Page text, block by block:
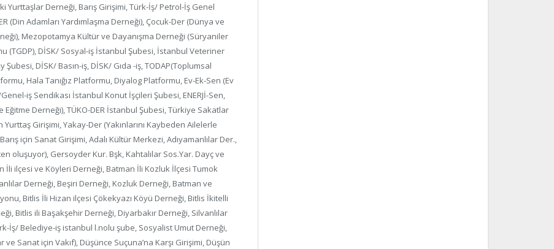
Yurttaşlar Derneği, Barış Girişimi, Türk-İş/ Petrol-İş Genel
(Din Adamları Yardımlaşma Derneği), Çocuk-Der (Dünya ve
Mezopotamya Kültür ve Dayanışma Derneği (Süryaniler
(TGDP), DİSK/ Sosyal-iş İstanbul Şubesi, İstanbul Veteriner
DİSK/ Basın-iş, DİSK/ Gıda -iş, TODAP(Toplumsal
Hala Tanığız Platformu, Diyalog Platformu, Ev-Ek-Sen (Ev
iş Sendikası İstanbul Konut İşçileri Şubesi, ENERJİ-Sen,
Eğitme Derneği), TÜKO-DER İstanbul Şubesi, Türkiye Sakatlar
Girişimi, Yakay-Der (Yakınlarını Kaybeden Ailelerle
için Sanat Girişimi, Adalı Kültür Merkezi, Adıyamanlılar Der.,
oluşuyor), Gersoyder Kur. Bşk, Kahtalılar Sos.Yar. Dayç ve
İli ilçesi ve Köyleri Derneği, Batman İli Kozluk İlçesi Tumok
Derneği, Beşiri Derneği, Kozluk Derneği, Batman ve
Bitlis İli Hizan ilçesi Çökekyazı Köyü Derneği, Bitlis İkitelli
Bitlis ili Başakşehir Derneği, Diyarbakır Derneği, Silvanlılar
İş/ Belediye-iş istanbul l.nolu şube, Sosyalist Umut Derneği,
Sanat için Vakıf), Düşünce Suçuna’na Karşı Girişimi, Düşün